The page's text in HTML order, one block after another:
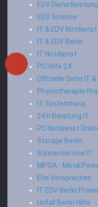
EDV
EDV Science
IT & EDV Notdienst
IT & EDV Berlin
IT Notdienst
PC Hilfe 24
Offizielle Seite IT &
Physiotherapie
IT Systemhaus
24 h Beratung IT
PC Notdienst
Storage Berlin
Bühnenservice IT
MPOA - Metal
Ehe Versprechen
IT EDV Berlin Praxis
Unfall Berlin Hilfe